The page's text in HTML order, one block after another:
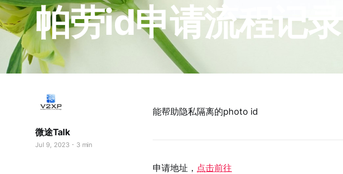
帕劳id申请流程记录
微途Talk
Jul 9, 2023 3 min
能帮助隐私隔离的photo id
申请地址， 点击前往